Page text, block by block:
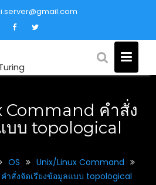
Command คำสั่ง
บบ topological
OS
Unix/Linux Command
ำสั่งจัดเรียงข้อมูลแบบ topological